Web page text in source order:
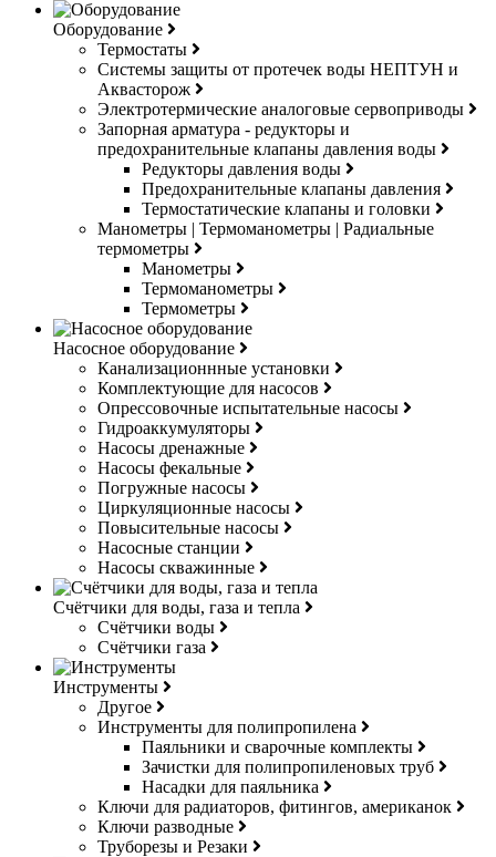
Оборудование
Термостаты
Системы защиты от протечек воды НЕПТУН и
Аквасторож
Электротермические аналоговые сервоприводы
Запорная арматура - редукторы и
предохранительные клапаны давления воды
Редукторы давления воды
Предохранительные клапаны давления
Термостатические клапаны и головки
Манометры | Термоманометры | Радиальные
термометры
Манометры
Термоманометры
Термометры
Насосное оборудование
Канализационнные установки
Комплектующие для насосов
Опрессовочные испытательные насосы
Гидроаккумуляторы
Насосы дренажные
Насосы фекальные
Погружные насосы
Циркуляционные насосы
Повысительные насосы
Насосные станции
Насосы скважинные
Счётчики для воды, газа и тепла
Счётчики воды
Счётчики газа
Инструменты
Другое
Инструменты для полипропилена
Паяльники и сварочные комплекты
Зачистки для полипропиленовых труб
Насадки для паяльника
Ключи для радиаторов, фитингов, американок
Ключи разводные
Труборезы и Резаки